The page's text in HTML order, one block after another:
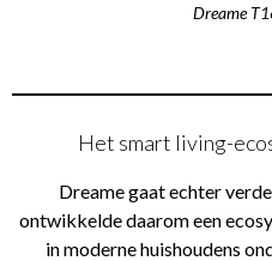
Dreame
Het smart living-
Dreame gaat echter
ontwikkelde daarom een
in moderne huishoudens